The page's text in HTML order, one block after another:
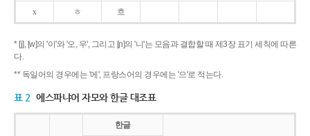
x ㅎ 흐
* [j], [w]의 '이'와 '오, 우', 그리고 [ɲ]의 '니'는 모음과 결합할 때 제3장 표기 세칙에 따른
다.
** 독일어의 경우에는 '에', 프랑스어의 경우에는 '으'로 적는다.
표 2 에스파냐어 자모와 한글 대조표
한글